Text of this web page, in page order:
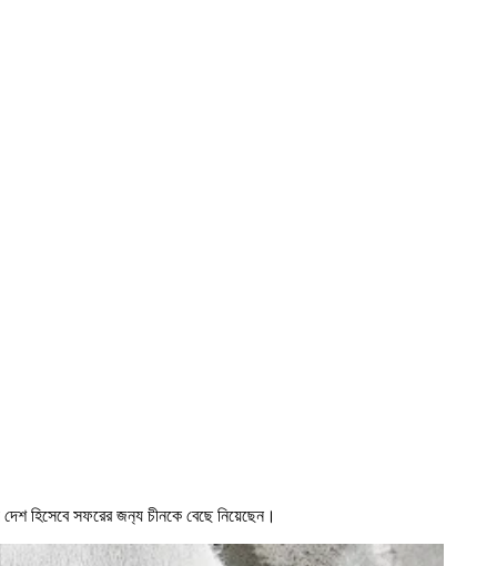
হিসেবে সফরের জন‍্য চীনকে বেছে নিয়েছেন।